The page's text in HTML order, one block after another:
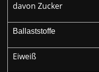
davon Zucker
Ballaststoffe
Eiweiß